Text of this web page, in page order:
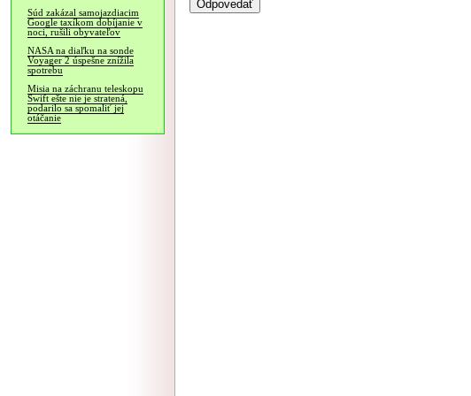
Súd zakázal samojazdiacim
Google taxíkom dobíjanie v
noci, rušili obyvateľov
NASA na diaľku na sonde
Voyager 2 úspešne znížila
spotrebu
Misia na záchranu teleskopu
Swift ešte nie je stratená,
podarilo sa spomaliť jej
otáčanie